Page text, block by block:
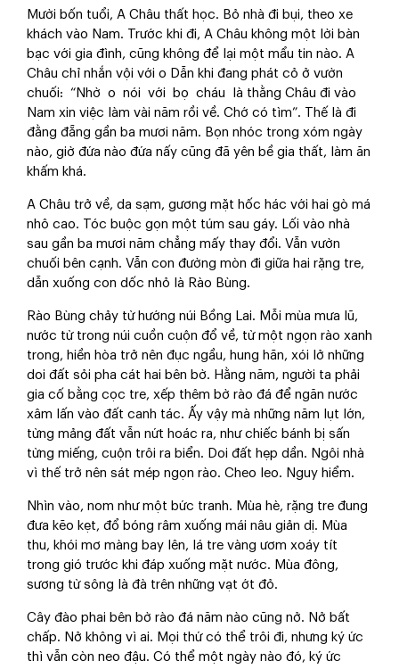
Mười bốn tuổi, A Châu thất học. Bỏ nhà đi bụi, theo xe
khách vào Nam. Trước khi đi, A Châu không một lời bàn
bạc với gia đình, cũng không để lại một mẩu tin nào. A
Châu chỉ nhắn vội với o Dẫn khi đang phát cỏ ở vườn
chuối: “Nhờ o nói với bọ cháu là thằng Châu đi vào
Nam xin việc làm vài năm rồi về. Chớ có tìm”. Thế là đi
đằng đẵng gần ba mươi năm. Bọn nhóc trong xóm ngày
nào, giờ đứa nào đứa nấy cũng đã yên bề gia thất, làm ăn
khấm khá.
A Châu trở về, da sạm, gương mặt hốc hác với hai gò má
nhô cao. Tóc buộc gọn một túm sau gáy. Lối vào nhà
sau gần ba mươi năm chẳng mấy thay đổi. Vẫn vườn
chuối bên cạnh. Vẫn con đường mòn đi giữa hai rặng tre,
dẫn xuống con dốc nhỏ là Rào Bùng.
Rào Bùng chảy từ hướng núi Bồng Lai. Mỗi mùa mưa lũ,
nước từ trong núi cuồn cuộn đổ về, từ một ngọn rào xanh
trong, hiền hòa trở nên đục ngầu, hung hãn, xói lở những
doi đất sỏi pha cát hai bên bờ. Hằng năm, người ta phải
gia cố bằng cọc tre, xếp thêm bờ rào đá để ngăn nước
xâm lấn vào đất canh tác. Ấy vậy mà những năm lụt lớn,
từng mảng đất vẫn nứt hoác ra, như chiếc bánh bị sấn
từng miếng, cuộn trôi ra biển. Doi đất hẹp dần. Ngôi nhà
vì thế trở nên sát mép ngọn rào. Cheo leo. Nguy hiểm.
Nhìn vào, nom như một bức tranh. Mùa hè, rặng tre đung
đưa kẽo kẹt, đổ bóng râm xuống mái nâu giản dị. Mùa
thu, khói mơ màng bay lên, lá tre vàng ươm xoáy tít
trong gió trước khi đáp xuống mặt nước. Mùa đông,
sương từ sông là đà trên những vạt ớt đỏ.
Cây đào phai bên bờ rào đá năm nào cũng nở. Nở bất
chấp. Nở không vì ai. Mọi thứ có thể trôi đi, nhưng ký ức
thì vẫn còn neo đậu. Có thể một ngày nào đó, ký ức